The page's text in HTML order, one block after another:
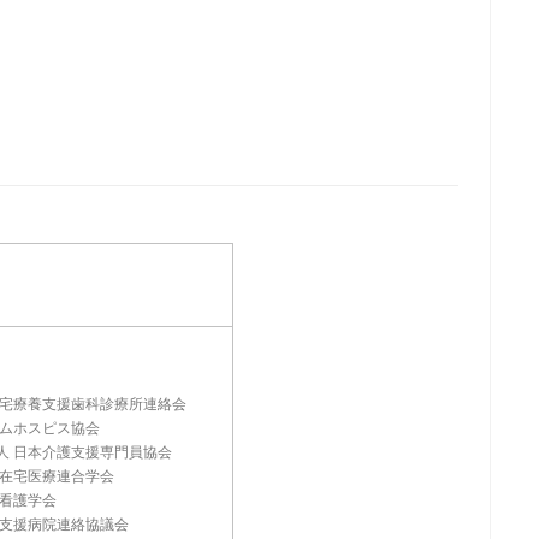
療養支援歯科診療所連絡会
ホスピス協会
日本介護支援専門員協会
宅医療連合学会
護学会
援病院連絡協議会